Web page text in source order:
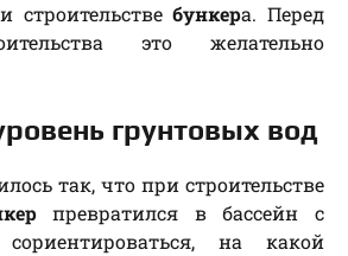
строительствебункера. Перед
это желательно
грунтовых вод
так, что при строительстве
превратился в бассейн с
на какой